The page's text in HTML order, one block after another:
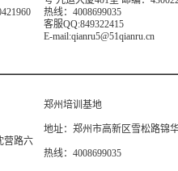
热线：4008699035
客服QQ:849322415
E-mail:qianru5@51qianru.cn
营路六
郑州培训基地
地址：郑州市高新区雪松路锦
热线：4008699035